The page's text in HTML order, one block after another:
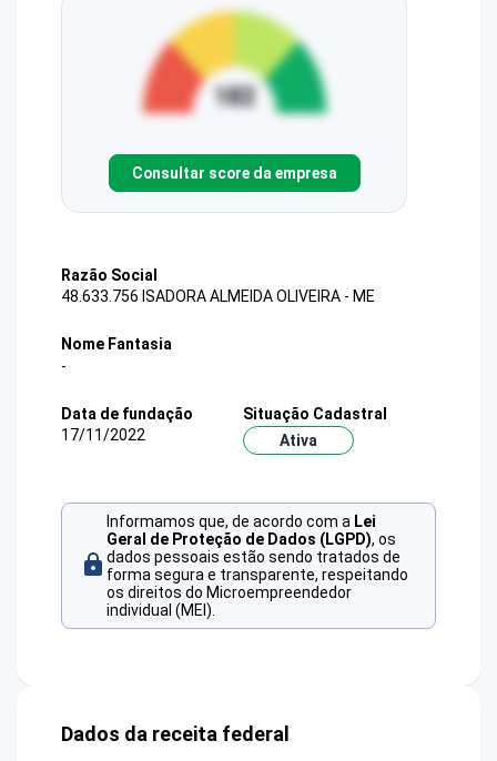
Consultar score da empresa
Razão Social
48.633.756 ISADORA ALMEIDA OLIVEIRA - ME
Nome Fantasia
-
Data de fundação
17/11/2022
Situação Cadastral
Ativa
Informamos que, de acordo com a Lei
Geral de Proteção de Dados (LGPD), os
dados pessoais estão sendo tratados de
forma segura e transparente, respeitando
os direitos do Microempreendedor
individual (MEI).
Dados da receita federal